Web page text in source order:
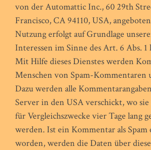
von der Automattic Inc., 60 29th
Francisco, CA 94110, USA,
Nutzung erfolgt auf Grundlage
Interessen im Sinne des Art. 6 Abs.
Mit Hilfe dieses Dienstes werden
Menschen von Spam-Kommentaren
Dazu werden alle
Server in den USA verschickt, wo
für Vergleichszwecke vier Tage lang
werden. Ist ein Kommentar als Spam
worden, werden die Daten über